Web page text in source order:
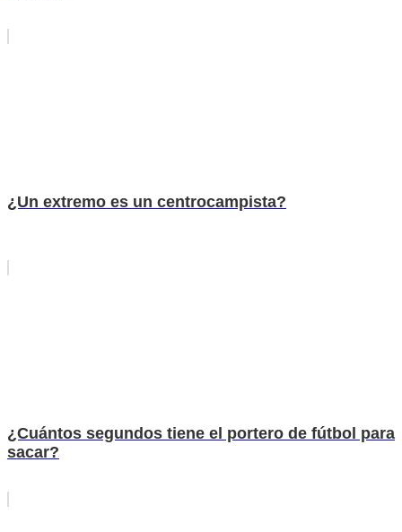
¿Un extremo es un centrocampista?
¿Cuántos segundos tiene el portero de fútbol para
sacar?